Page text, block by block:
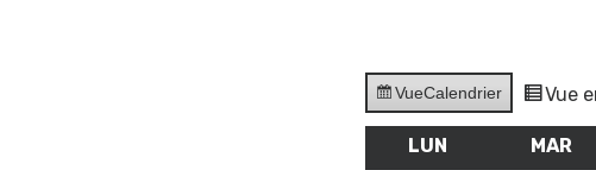
VueCalendrier Vue
LUN MAR